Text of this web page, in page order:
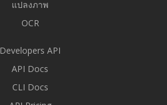
แปลงภาพ
OCR
Developers API
API Docs
CLI Docs